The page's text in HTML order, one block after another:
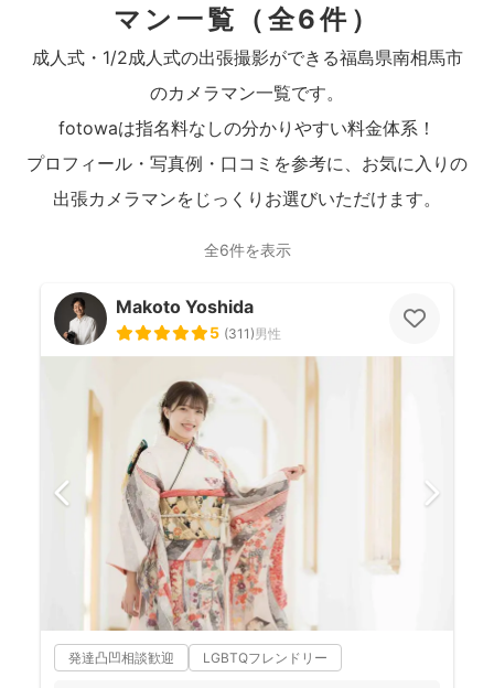
マン一覧
（全6件）
成人式・1/2成人式の出張撮影ができる福島県南相馬市
のカメラマン一覧です。
fotowaは指名料なしの分かりやすい料金体系！
プロフィール・写真例・口コミを参考に、お気に入りの
出張カメラマンをじっくりお選びいただけます。
全6件を表示
Makoto Yoshida
5 (311)男性
発達凸凹相談歓迎 LGBTQフレンドリー